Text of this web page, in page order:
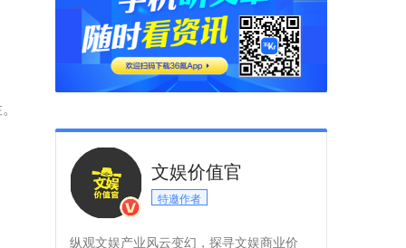
文娱价值官
特邀作者
纵观文娱产业风云变幻，探寻文娱商业价